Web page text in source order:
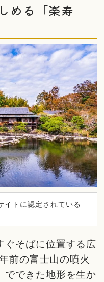
める「楽寿
イトに認定されている
ぐそばに位置する広
前の富士山の噴火
でできた地形を生か